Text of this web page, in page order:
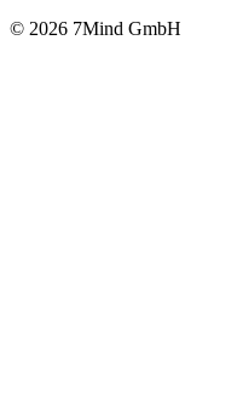
© 2026 7Mind GmbH